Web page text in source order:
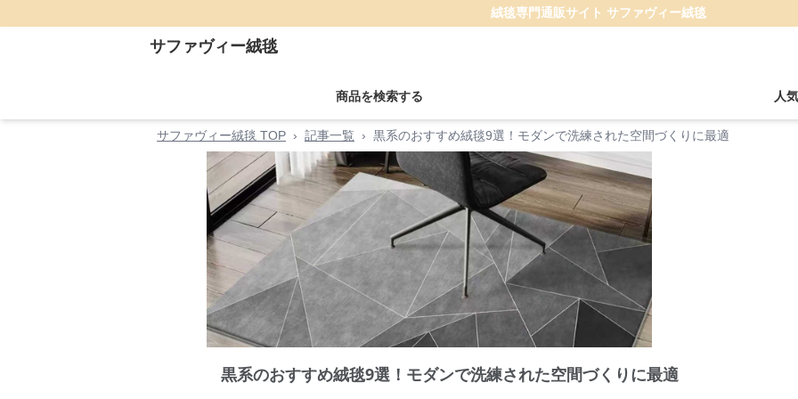
絨毯専門通販サイト サファヴィー絨毯
サファヴィー絨毯
商品を検索する 人
サファヴィー絨毯 TOP › 記事一覧 › 黒系のおすすめ絨毯9選！モダンで洗練された空間づくりに最適
黒系のおすすめ絨毯9選！モダンで洗練された空間づくりに最適